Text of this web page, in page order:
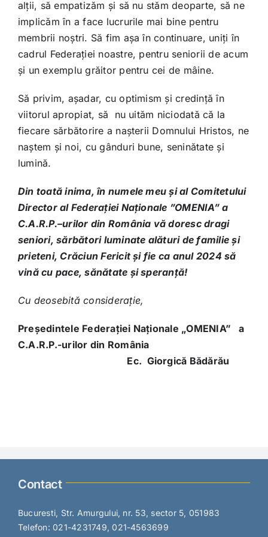
alții, să empatizăm și să nu stăm deoparte, să ne
implicăm în a face lucrurile mai bine pentru
membrii noștri. Să fim așa în continuare, uniți în
cadrul Federației noastre, pentru seniorii de acum
și un exemplu grăitor pentru cei de mâine.
Să privim, așadar, cu optimism și credință în
viitorul apropiat, să nu uităm niciodată că la
fiecare sărbătorire a nașterii Domnului Hristos, ne
naștem și noi, cu gânduri bune, seninătate și
lumină.
Din toată inima, în numele meu și al Comitetului
Director al Federației Naționale ”OMENIA” a
C.A.R.P.–urilor din România vă doresc dragi
seniori, sărbători luminate alături de familie și
prieteni, Crăciun Fericit și fie ca anul 2024 să
vină cu pace, sănătate și speranță!
Cu deosebită considerație,
Președintele Federației Naționale „OMENIA”­
a
C.A.R.P.-urilor din România
Ec. Giorgică Bădărău
Contact
Bucuresti, Str. Amurgului, nr. 53, sector 5, 051983
Telefon: 021-4231749, 021-4563699